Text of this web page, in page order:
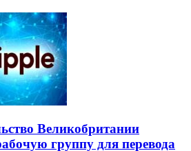
Великобритании
группу для перевода